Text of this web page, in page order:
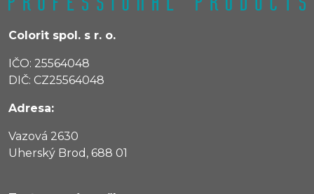
Colorit spol. s r. o.
IČO: 25564048
DIČ: CZ25564048
Adresa:
Vazová 2630
Uherský Brod, 688 01